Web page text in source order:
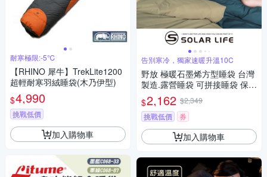
耐寒極限:-5℃
【RHINO 犀牛】TrekLite1200
超輕耐寒羽絨睡袋(木乃伊型)
$4,990
挑戰低價
加入購物車
告別寒冷，獨家速暖升溫10C
野放 極暖石墨烯方型睡袋 台灣
製造.露營睡袋 可拼接睡袋 保暖
睡袋 科技棉睡袋 單人睡袋
$2,162 $2,349
挑戰低價
券
加入購物車